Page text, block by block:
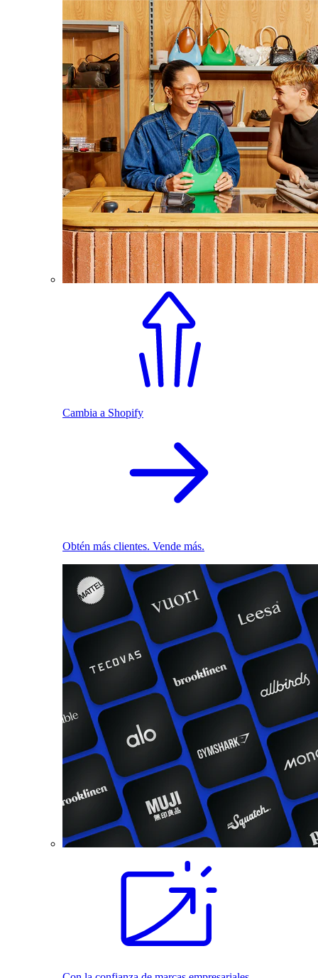
Cambia a Shopify
Obtén más clientes. Vende más.